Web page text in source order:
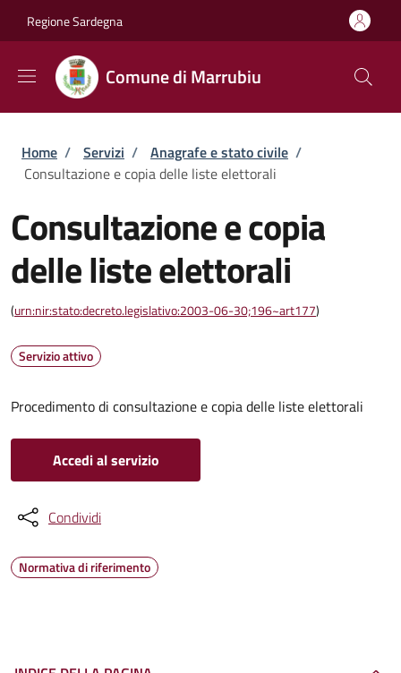
Regione Sardegna
Comune di Marrubiu
Briciole di pane
Home / Servizi / Anagrafe e stato civile /
Consultazione e copia delle liste elettorali
Consultazione e copia
delle liste elettorali
(urn:nir:stato:decreto.legislativo:2003-06-30;196~art177)
Servizio attivo
Procedimento di consultazione e copia delle liste elettorali
Accedi al servizio
Condividi
Normativa di riferimento